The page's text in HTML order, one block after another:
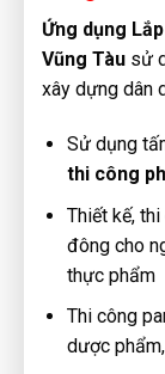
Ứng dụng Lắp
Vũng Tàu sử
xây dựng dân
Sử dụng
thi công
Thiết kế,
đông cho
thực phẩm
Thi công
dược